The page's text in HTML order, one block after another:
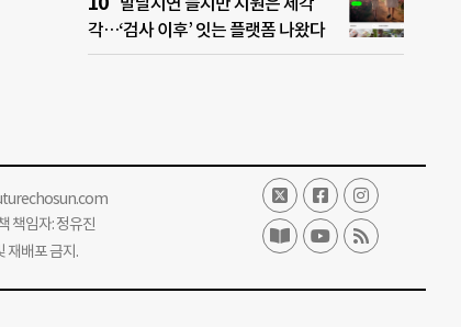
각…‘검사 이후’ 잇는 플랫폼 나왔다
책임자: 정유진
배포 금지.